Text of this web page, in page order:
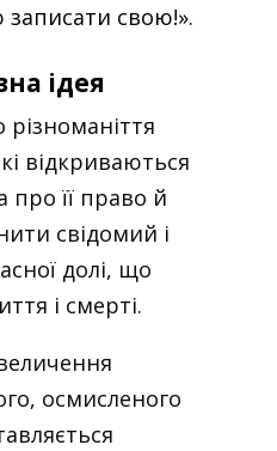
свою!».
ідея
відкриваються
її право й
свідомий і
долі, що
і смерті.
осмисленого